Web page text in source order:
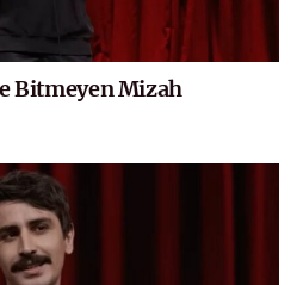
Bitmeyen Mizah